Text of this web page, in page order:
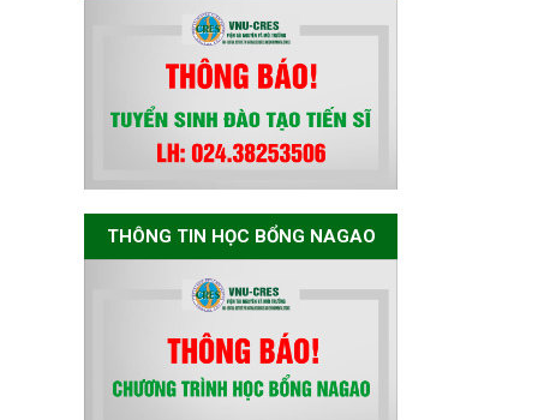
The International
Conference EME
2026 on “Earth,
Mine and
Environmental
Sciences for the
Advancement of
Strategic
Infrastructure
THÔNG BÁO
THÔNG TIN HỌC BỔNG NAGAO